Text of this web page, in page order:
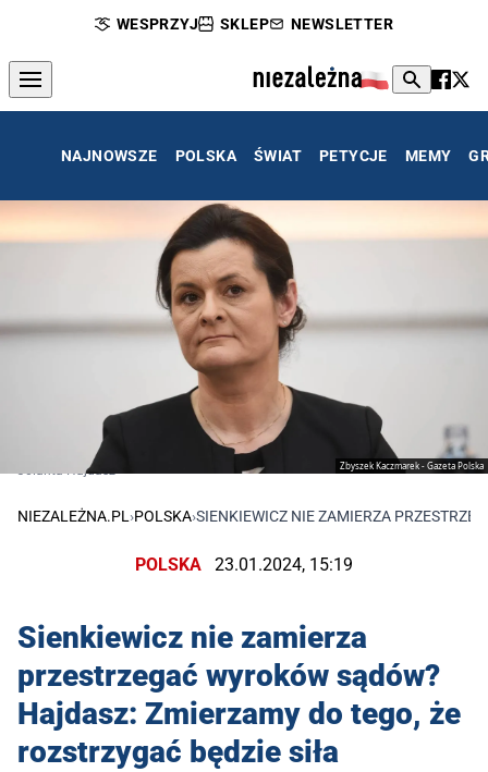
WESPRZYJ SKLEP NEWSLETTER
NAJNOWSZE POLSKA ŚWIAT PETYCJE MEMY
Zbyszek Kaczmarek - Gazeta Polska
Jolanta Hajdasz
NIEZALEŻNA.PL ›POLSKA›SIENKIEWICZ NIE ZAMIERZA
POLSKA 23.01.2024, 15:19
Sienkiewicz nie zamierza
przestrzegać wyroków sądów?
Hajdasz: Zmierzamy do tego, że
rozstrzygać będzie siła